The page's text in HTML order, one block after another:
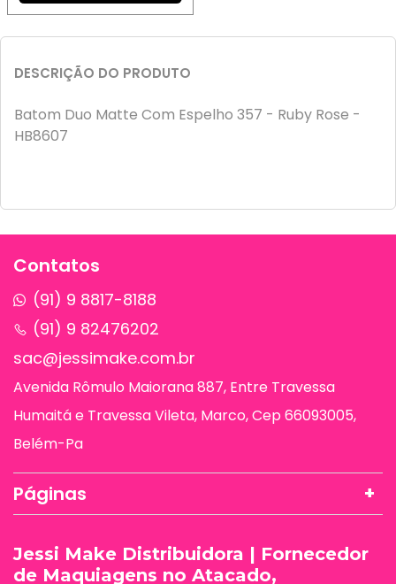
DESCRIÇÃO DO PRODUTO
Batom Duo Matte Com Espelho 357 - Ruby Rose -
HB8607
Contatos
(91) 9 8817-8188
(91) 9 82476202
sac@jessimake.com.br
Avenida Rômulo Maiorana 887, Entre Travessa
Humaitá e Travessa Vileta, Marco, Cep 66093005,
Belém-Pa
Páginas
Jessi Make Distribuidora | Fornecedor
de Maquiagens no Atacado,